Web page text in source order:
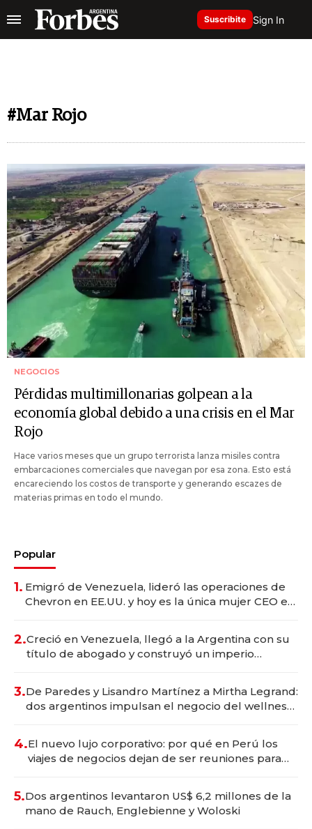
Suscribite Sign In
#Mar Rojo
NEGOCIOS
Pérdidas multimillonarias golpean a la
economía global debido a una crisis en el Mar
Rojo
Hace varios meses que un grupo terrorista lanza misiles contra
embarcaciones comerciales que navegan por esa zona. Esto está
encareciendo los costos de transporte y generando escazes de
materias primas en todo el mundo.
Popular
1. Emigró de Venezuela, lideró las operaciones de
Chevron en EE.UU. y hoy es la única mujer CEO en
2.Creció en Venezuela, llegó a la Argentina con su
título de abogado y construyó un imperio
3.De Paredes y Lisandro Martínez a Mirtha Legrand:
dos argentinos impulsan el negocio del wellness
4.El nuevo lujo corporativo: por qué en Perú los
viajes de negocios dejan de ser reuniones para
5.Dos argentinos levantaron US$ 6,2 millones de la
mano de Rauch, Englebienne y Woloski